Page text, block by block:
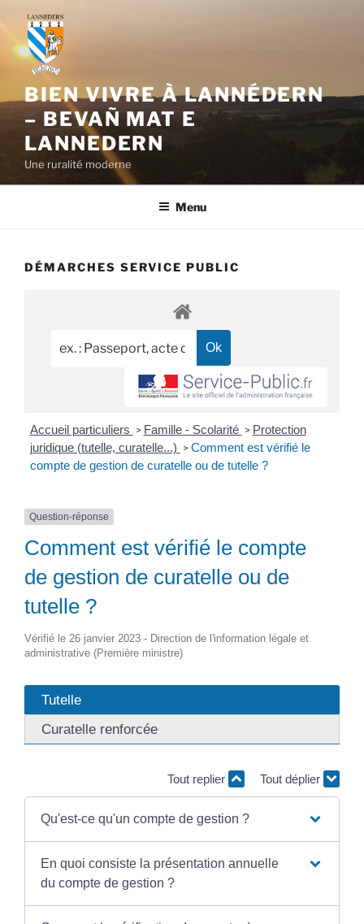
contenu
principal
BIEN VIVRE À LANNÉDERN
– BEVAÑ MAT E
LANNEDERN
Une ruralité moderne
Menu
DÉMARCHES SERVICE PUBLIC
Accueil particuliers > Famille - Scolarité > Protection
juridique (tutelle, curatelle...) > Comment est vérifié le
compte de gestion de curatelle ou de tutelle ?
Question-réponse
Comment est vérifié le compte
de gestion de curatelle ou de
tutelle ?
Vérifié le 26 janvier 2023 - Direction de l'information légale et
administrative (Première ministre)
Tutelle
Curatelle renforcée
Tout replier Tout déplier
Qu'est-ce qu'un compte de gestion ?
En quoi consiste la présentation annuelle
du compte de gestion ?